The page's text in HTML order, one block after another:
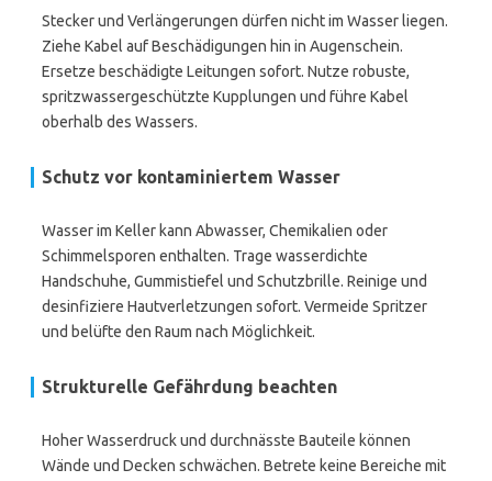
Stecker und Verlängerungen dürfen nicht im Wasser liegen.
Ziehe Kabel auf Beschädigungen hin in Augenschein.
Ersetze beschädigte Leitungen sofort. Nutze robuste,
spritzwassergeschützte Kupplungen und führe Kabel
oberhalb des Wassers.
Schutz vor kontaminiertem Wasser
Wasser im Keller kann Abwasser, Chemikalien oder
Schimmelsporen enthalten. Trage wasserdichte
Handschuhe, Gummistiefel und Schutzbrille. Reinige und
desinfiziere Hautverletzungen sofort. Vermeide Spritzer
und belüfte den Raum nach Möglichkeit.
Strukturelle Gefährdung beachten
Hoher Wasserdruck und durchnässte Bauteile können
Wände und Decken schwächen. Betrete keine Bereiche mit